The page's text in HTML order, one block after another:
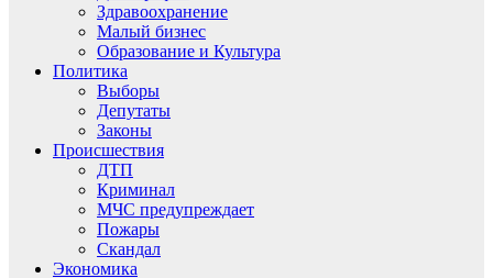
Здравоохранение
Малый бизнес
Образование и Культура
Политика
Выборы
Депутаты
Законы
Происшествия
ДТП
Криминал
МЧС предупреждает
Пожары
Скандал
Экономика